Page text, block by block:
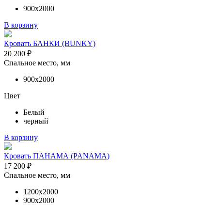
900х2000
В корзину
Кровать БАНКИ (BUNKY)
20 200 ₽
Спальное место, мм
900х2000
Цвет
Белый
черный
В корзину
Кровать ПАНАМА (PANAMA)
17 200 ₽
Спальное место, мм
1200х2000
900х2000